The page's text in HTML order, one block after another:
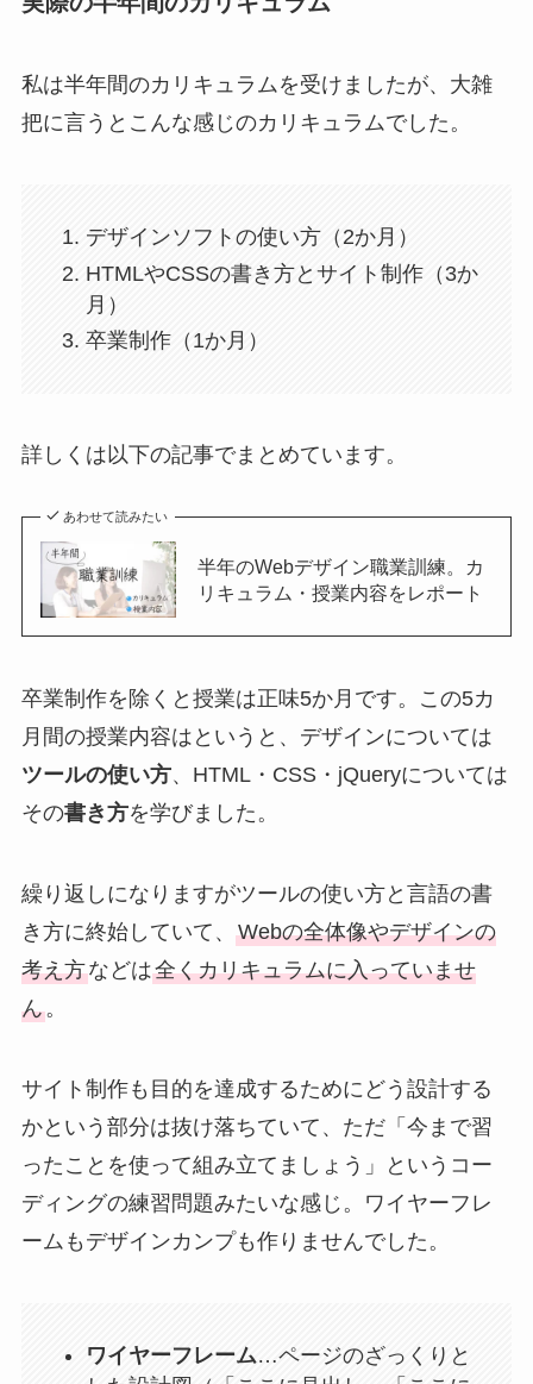
私は半年間のカリキュラムを受けましたが、大雑
把に言うとこんな感じのカリキュラムでした。
デザインソフトの使い方（2か月）
HTMLやCSSの書き方とサイト制作（3か
月）
卒業制作（1か月）
詳しくは以下の記事でまとめています。
あわせて読みたい
半年のWebデザイン職業訓練。カ
リキュラム・授業内容をレポート
卒業制作を除くと授業は正味5か月です。この5カ
月間の授業内容はというと、デザインについては
ツールの使い方、HTML・CSS・jQueryについては
その書き方を学びました。
繰り返しになりますがツールの使い方と言語の書
き方に終始していて、 Webの全体像やデザインの
考え方などは全くカリキュラムに入っていませ
ん。
サイト制作も目的を達成するためにどう設計する
かという部分は抜け落ちていて、ただ「今まで習
ったことを使って組み立てましょう」というコー
ディングの練習問題みたいな感じ。ワイヤーフレ
ームもデザインカンプも作りませんでした。
ワイヤーフレーム…ページのざっくりと